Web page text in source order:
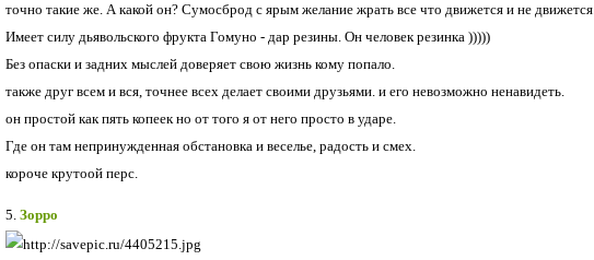
точно такие же. А какой он? Сумосброд с ярым желание жрать все что движется и не
Имеет силу дьявольского фрукта Гомуно - дар резины. Он человек резинка )))))
Без опаски и задних мыслей доверяет свою жизнь кому попало.
также друг всем и вся, точнее всех делает своими друзьями. и его невозможно ненавидеть.
он простой как пять копеек но от того я от него просто в ударе.
Где он там непринужденная обстановка и веселье, радость и смех.
короче крутоой перс.
5. Зорро